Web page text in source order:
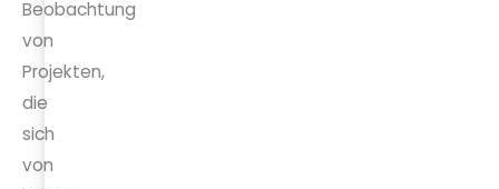
Beobachtung
von
Projekten,
die
sich
von